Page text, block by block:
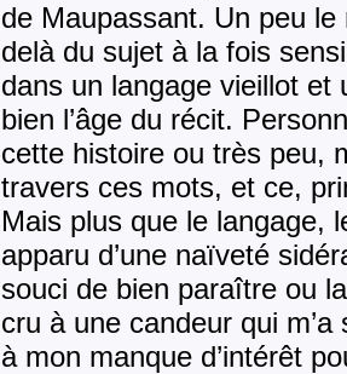
de Maupassant. Un peu
delà du sujet à la fois
dans un langage vieillot et
bien l’âge du récit.
cette histoire ou très peu,
travers ces mots, et ce,
Mais plus que le langage,
apparu d’une naïveté
souci de bien paraître ou
cru à une candeur qui
à mon manque d’intérêt